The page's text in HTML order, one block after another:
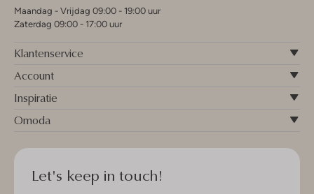
Maandag - Vrijdag 09:00 - 19:00 uur
Zaterdag 09:00 - 17:00 uur
Klantenservice
Account
Inspiratie
Omoda
Let's keep in touch!